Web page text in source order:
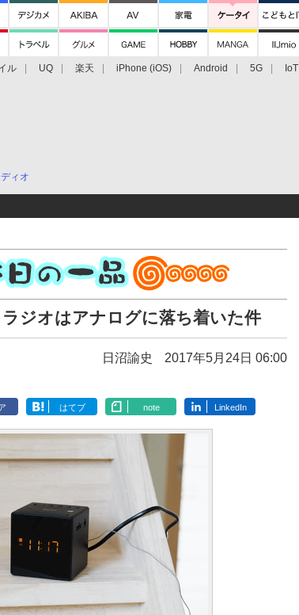
ル UQ 楽天 iPhone (iOS) Android 5G IoT
ィオ
ジオはアナログに落ち着いた件
日沼諭史 2017年5月24日 06:00
はてブ note LinkedIn